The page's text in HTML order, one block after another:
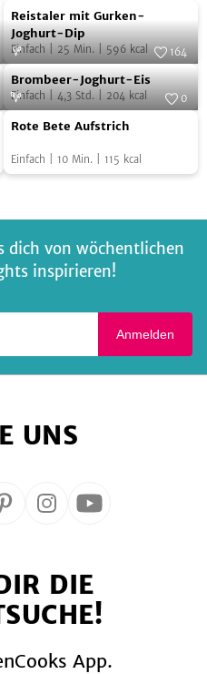
Reistaler
mit
Gurken-
Joghurt-
Dip
Foto:
Reistaler mit Gurken-
Joghurt-Dip
Einfach 25 Min. 596 kcal
Brombeer-
Joghurt-
Eis
SevenCooks
164
Brombeer-Joghurt-Eis
Einfach 4,3 Std. 204 kcal
Rote
Aufstrich
Foto:
0
Rote Bete Aufstrich
Einfach 10 Min. 115 kcal
dich von wöchentlichen
inspirieren!
Anmelden
UNS
Folge
Pinterest
Folge
Instagram
Folge
YouTube
DIE
App.